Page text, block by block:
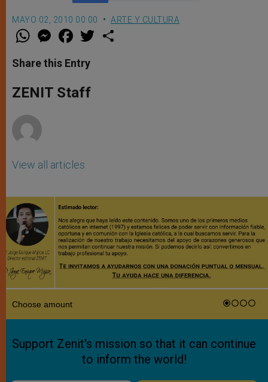
MAYO 02, 2010 00:00 ARTE Y CULTURA
W
t
s
p
p
M
e
s
e
g
e
F
a
e
b
o
k
w
Share this Entry
ZENIT Staff
View all articles